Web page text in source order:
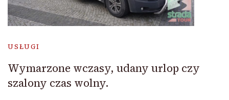
USŁUGI
Wymarzone wczasy, udany urlop czy
szalony czas wolny.